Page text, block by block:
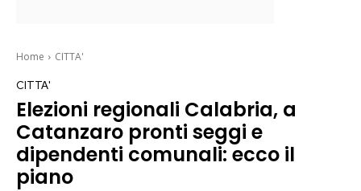
Home CITTA'
CITTA'
Elezioni regionali Calabria, a
Catanzaro pronti seggi e
dipendenti comunali: ecco il
piano